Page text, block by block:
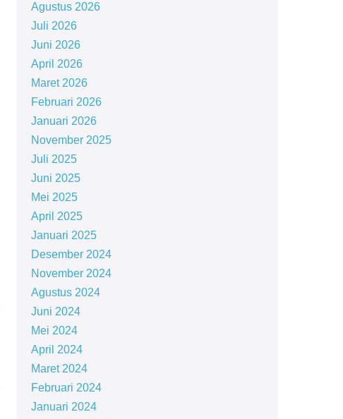
Agustus 2026
Juli 2026
Juni 2026
April 2026
Maret 2026
Februari 2026
Januari 2026
November 2025
Juli 2025
Juni 2025
Mei 2025
April 2025
Januari 2025
Desember 2024
November 2024
Agustus 2024
Juni 2024
Mei 2024
April 2024
Maret 2024
Februari 2024
Januari 2024